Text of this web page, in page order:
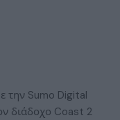
την Sumo Digital
διάδοχο Coast 2